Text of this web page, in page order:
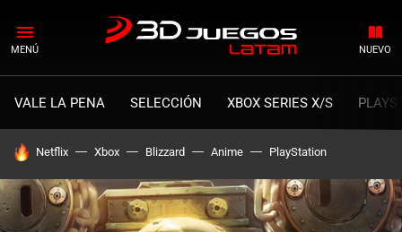
MENÚ NUEVO
VALE LA PENA SELECCIÓN XBOX SERIES X/S
HOY SE HABLA DE
Netflix Xbox Blizzard Anime PlayStation